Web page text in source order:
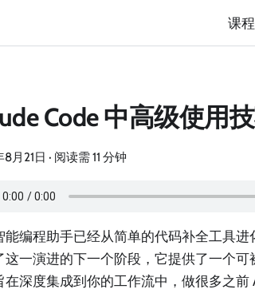
课程
Code 中高级使用
月21日 · 阅读需 11 分钟
能编程助手已经从简单的代码补全工具进
这一演进的下一个阶段，它提供了一个可
在深度集成到你的工作流中，做很多之前